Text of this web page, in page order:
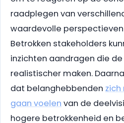
raadplegen van
waardevolle perspectieven
Betrokken stakeholders
inzichten aandragen die
realistischer maken.
dat belanghebbenden
gaan voelen van de
hogere betrokkenheid en